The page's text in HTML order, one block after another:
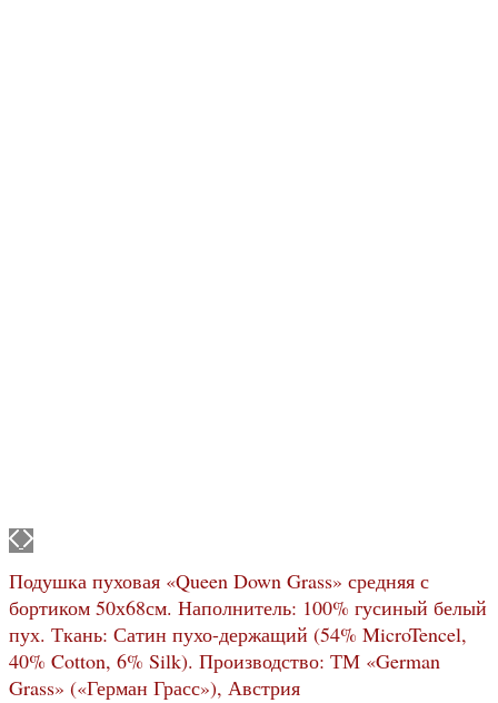
Подушка пуховая «Queen Down Grass» средняя с
бортиком 50х68см. Наполнитель: 100% гусиный белый
пух. Ткань: Сатин пухо-держащий (54% MicroTencel,
40% Cotton, 6% Silk). Производство: ТМ «German
Grass» («Герман Грасс»), Австрия